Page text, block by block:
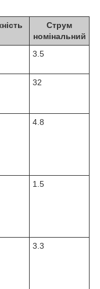
Струм
номінальний
3.5
32
4.8
1.5
3.3